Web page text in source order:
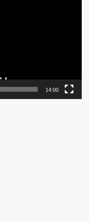
14:00